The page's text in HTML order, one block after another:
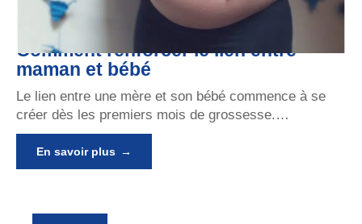
Comment renforcer le lien entre
maman et bébé
Le lien entre une mère et son bébé commence à se
créer dès les premiers mois de grossesse.…
En savoir plus